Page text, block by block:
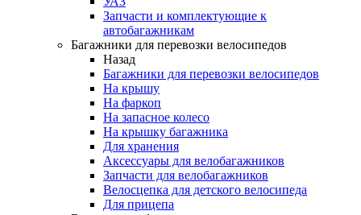
Запчасти и комплектующие к
автобагажникам
Багажники для перевозки велосипедов
Назад
Багажники для перевозки велосипедов
На крышу
На фаркоп
На запасное колесо
На крышку багажника
Для хранения
Аксессуары для велобагажников
Запчасти для велобагажников
Велосцепка для детского велосипеда
Для прицепа